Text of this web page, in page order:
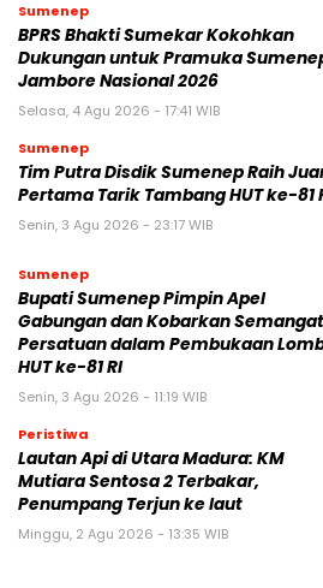
Sumenep
BPRS Bhakti Sumekar Kokohkan
Dukungan untuk Pramuka
Jambore Nasional 2026
Selasa, 4 Agu 2026 - 17:41 WIB
Sumenep
Tim Putra Disdik Sumenep Raih
Pertama Tarik Tambang HUT ke-81
Senin, 3 Agu 2026 - 23:17 WIB
Sumenep
Bupati Sumenep Pimpin Apel
Gabungan dan Kobarkan Semangat
Persatuan dalam Pembukaan
HUT ke-81 RI
Senin, 3 Agu 2026 - 11:19 WIB
Peristiwa
Lautan Api di Utara Madura: KM
Mutiara Sentosa 2 Terbakar,
Penumpang Terjun ke laut
Minggu, 2 Agu 2026 - 13:35 WIB